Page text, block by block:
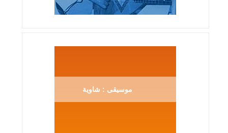
موسيقى : شاوية